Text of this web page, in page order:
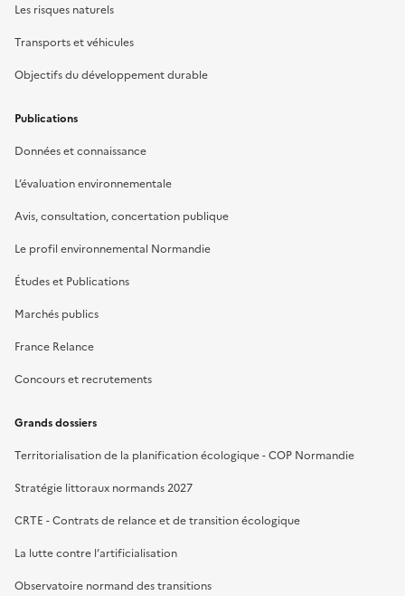
Les risques naturels
Transports et véhicules
Objectifs du développement durable
Publications
Données et connaissance
L’évaluation environnementale
Avis, consultation, concertation publique
Le profil environnemental Normandie
Études et Publications
Marchés publics
France Relance
Concours et recrutements
Grands dossiers
Territorialisation de la planification écologique - COP Normandie
Stratégie littoraux normands 2027
CRTE - Contrats de relance et de transition écologique
La lutte contre l’artificialisation
Observatoire normand des transitions